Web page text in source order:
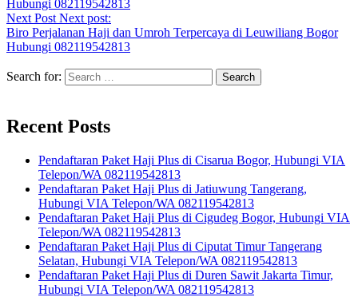
Hubungi 082119542813
Next Post Next post:
Biro Perjalanan Haji dan Umroh Terpercaya di Leuwiliang Bogor
Hubungi 082119542813
Search for:
Recent Posts
Pendaftaran Paket Haji Plus di Cisarua Bogor, Hubungi VIA
Telepon/WA 082119542813
Pendaftaran Paket Haji Plus di Jatiuwung Tangerang,
Hubungi VIA Telepon/WA 082119542813
Pendaftaran Paket Haji Plus di Cigudeg Bogor, Hubungi VIA
Telepon/WA 082119542813
Pendaftaran Paket Haji Plus di Ciputat Timur Tangerang
Selatan, Hubungi VIA Telepon/WA 082119542813
Pendaftaran Paket Haji Plus di Duren Sawit Jakarta Timur,
Hubungi VIA Telepon/WA 082119542813